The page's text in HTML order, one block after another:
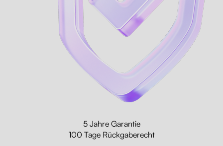
5 Jahre Garantie
100 Tage Rückgaberecht